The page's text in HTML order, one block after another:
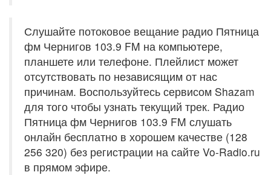
Слушайте потоковое вещание радио Пятница
фм Чернигов 103.9 FM на компьютере,
планшете или телефоне. Плейлист может
отсутствовать по независящим от нас
причинам. Воспользуйтесь сервисом Shazam
для того чтобы узнать текущий трек. Радио
Пятница фм Чернигов 103.9 FM слушать
онлайн бесплатно в хорошем качестве (128
256 320) без регистрации на сайте Vo-Radio.ru
в прямом эфире.